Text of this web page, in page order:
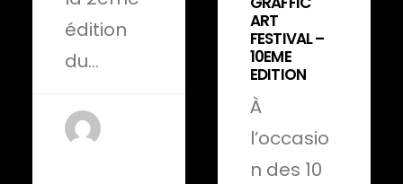
édition
du…
ART
FESTIVAL –
10EME
EDITION
À
l’occasio
n des 10